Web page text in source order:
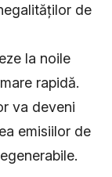
de
la noile
rapidă.
va deveni
emisiilor de